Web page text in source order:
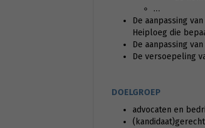
…
De aanpassing
Heiploeg die
De aanpassing
De versoepeling
DOELGROEP
advocaten en